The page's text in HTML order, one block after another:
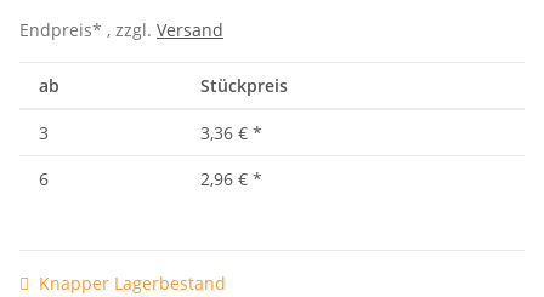
Endpreis* , zzgl. Versand
ab Stückpreis
3 3,36 € *
6
2,96 € *
Knapper Lagerbestand